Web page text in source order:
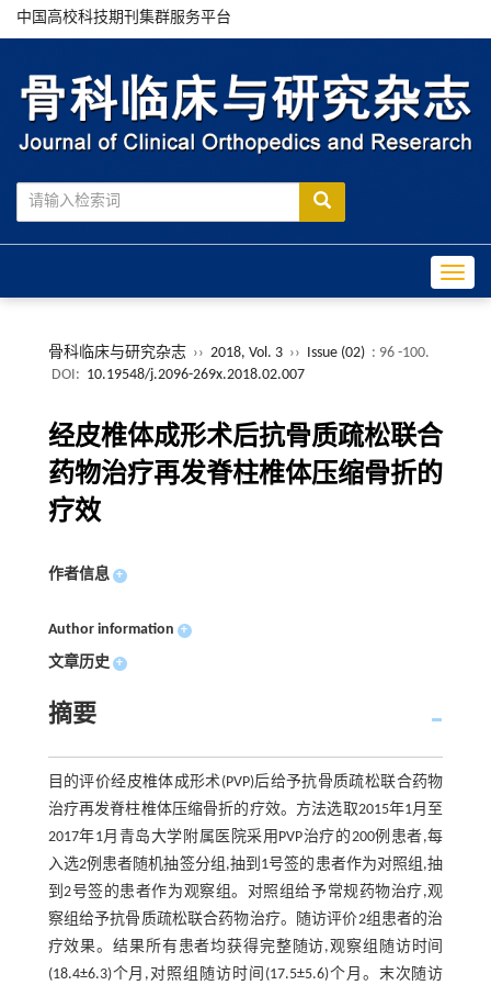
中国高校科技期刊集群服务平台
骨科临床与研究杂志 ›› 2018, Vol. 3 ›› Issue (02) : 96 -100.
DOI: 10.19548/j.2096-269x.2018.02.007
经皮椎体成形术后抗骨质疏松联合
药物治疗再发脊柱椎体压缩骨折的
疗效
作者信息 +
Author information +
文章历史 +
摘要
目的评价经皮椎体成形术(PVP)后给予抗骨质疏松联合药物
治疗再发脊柱椎体压缩骨折的疗效。方法选取2015年1月至
2017年1月青岛大学附属医院采用PVP治疗的200例患者,每
入选2例患者随机抽签分组,抽到1号签的患者作为对照组,抽
到2号签的患者作为观察组。对照组给予常规药物治疗,观
察组给予抗骨质疏松联合药物治疗。随访评价2组患者的治
疗效果。结果所有患者均获得完整随访,观察组随访时间
(18.4±6.3)个月,对照组随访时间(17.5±5.6)个月。末次随访